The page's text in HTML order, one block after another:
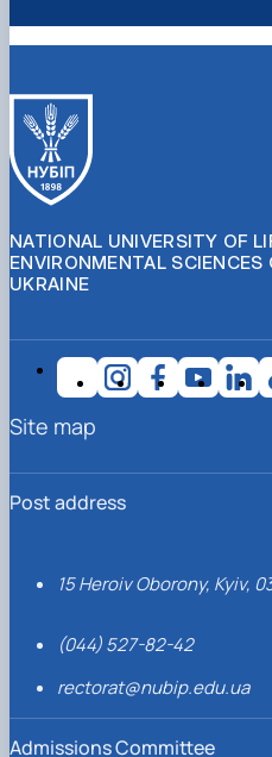
NATIONAL UNIVERSITY OF
ENVIRONMENTAL SCIENCES
UKRAINE
Post address
15 Heroiv Oborony, Kyiv,
(044) 527-82-42
rectorat@nubip.edu.ua
Admissions Committee
Site map